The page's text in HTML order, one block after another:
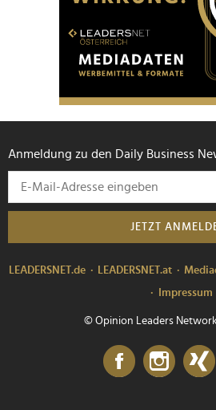
Anmeldung zu den Daily Business
JETZT
LEADERSNET.de LEADERSNET.at
Impressum
© Opinion Leaders